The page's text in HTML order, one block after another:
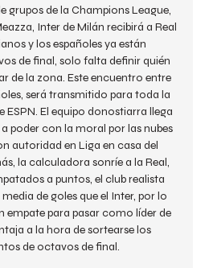
grupos de la Champions League,
Inter de Milán recibirá a Real
y los españoles ya están
de final, solo falta definir quién
de la zona. Este encuentro entre
será transmitido para toda la
ESPN. El equipo donostiarra llega
poder con la moral por las nubes
autoridad en Liga en casa del
la calculadora sonríe a la Real,
a puntos, el club realista
de goles que el Inter, por lo
empate para pasar como líder de
a la hora de sortearse los
de octavos de final.